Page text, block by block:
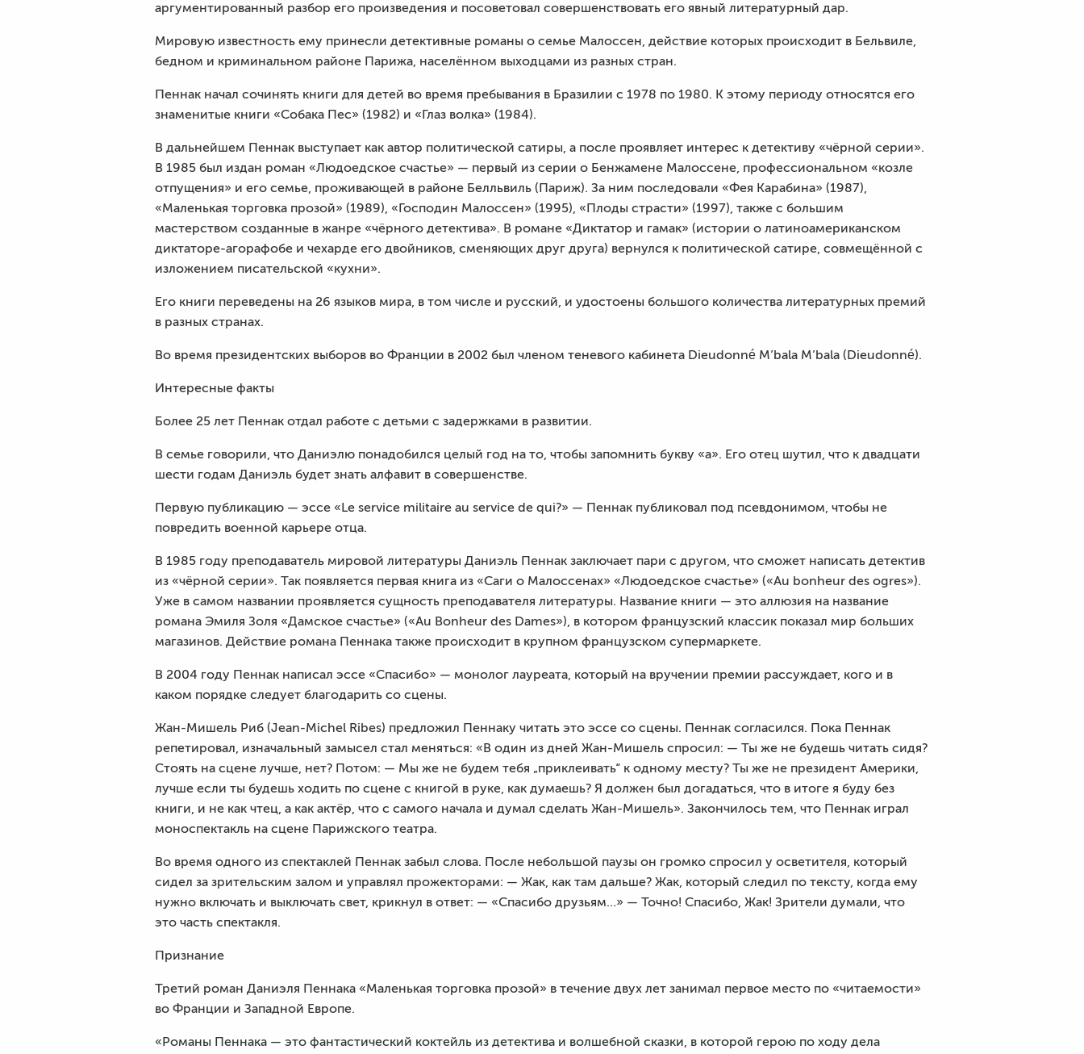
аргументированный разбор его произведения и посоветовал совершенствовать его явный литературный дар.
Мировую известность ему принесли детективные романы о семье Малоссен, действие которых происходит в Бельвиле,
бедном и криминальном районе Парижа, населённом выходцами из разных стран.
Пеннак начал сочинять книги для детей во время пребывания в Бразилии c 1978 по 1980. К этому периоду относятся его
знаменитые книги «Собака Пес» (1982) и «Глаз волка» (1984).
В дальнейшем Пеннак выступает как автор политической сатиры, а после проявляет интерес к детективу «чёрной серии».
В 1985 был издан роман «Людоедское счастье» — первый из серии о Бенжамене Малоссене, профессиональном «козле
отпущения» и его семье, проживающей в районе Белльвиль (Париж). За ним последовали «Фея Карабина» (1987),
«Маленькая торговка прозой» (1989), «Господин Малоссен» (1995), «Плоды страсти» (1997), также с большим
мастерством созданные в жанре «чёрного детектива». В романе «Диктатор и гамак» (истории о латиноамериканском
диктаторе-агорафобе и чехарде его двойников, сменяющих друг друга) вернулся к политической сатире, совмещённой с
изложением писательской «кухни».
Его книги переведены на 26 языков мира, в том числе и русский, и удостоены большого количества литературных премий
в разных странах.
Во время президентских выборов во Франции в 2002 был членом теневого кабинета Dieudonné M’bala M’bala (Dieudonné).
Интересные факты
Более 25 лет Пеннак отдал работе с детьми с задержками в развитии.
В семье говорили, что Даниэлю понадобился целый год на то, чтобы запомнить букву «а». Его отец шутил, что к двадцати
шести годам Даниэль будет знать алфавит в совершенстве.
Первую публикацию — эссе «Le service militaire au service de qui?» — Пеннак публиковал под псевдонимом, чтобы не
повредить военной карьере отца.
В 1985 году преподаватель мировой литературы Даниэль Пеннак заключает пари с другом, что сможет написать детектив
из «чёрной серии». Так появляется первая книга из «Саги о Малоссенах» «Людоедское счастье» («Au bonheur des ogres»).
Уже в самом названии проявляется сущность преподавателя литературы. Название книги — это аллюзия на название
романа Эмиля Золя «Дамское счастье» («Au Bonheur des Dames»), в котором французский классик показал мир больших
магазинов. Действие романа Пеннака также происходит в крупном французском супермаркете.
В 2004 году Пеннак написал эссе «Спасибо» — монолог лауреата, который на вручении премии рассуждает, кого и в
каком порядке следует благодарить со сцены.
Жан-Мишель Риб (Jean-Michel Ribes) предложил Пеннаку читать это эссе со сцены. Пеннак согласился. Пока Пеннак
репетировал, изначальный замысел стал меняться: «В один из дней Жан-Мишель спросил: — Ты же не будешь читать сидя?
Стоять на сцене лучше, нет? Потом: — Мы же не будем тебя „приклеивать“ к одному месту? Ты же не президент Америки,
лучше если ты будешь ходить по сцене с книгой в руке, как думаешь? Я должен был догадаться, что в итоге я буду без
книги, и не как чтец, а как актёр, что с самого начала и думал сделать Жан-Мишель». Закончилось тем, что Пеннак играл
моноспектакль на сцене Парижского театра.
Во время одного из спектаклей Пеннак забыл слова. После небольшой паузы он громко спросил у осветителя, который
сидел за зрительским залом и управлял прожекторами: — Жак, как там дальше? Жак, который следил по тексту, когда ему
нужно включать и выключать свет, крикнул в ответ: — «Спасибо друзьям…» — Точно! Спасибо, Жак! Зрители думали, что
это часть спектакля.
Признание
Третий роман Даниэля Пеннака «Маленькая торговка прозой» в течение двух лет занимал первое место по «читаемости»
во Франции и Западной Европе.
«Романы Пеннака — это фантастический коктейль из детектива и волшебной сказки, в которой герою по ходу дела